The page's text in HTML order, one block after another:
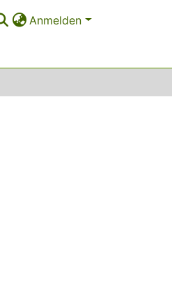
Anmelden